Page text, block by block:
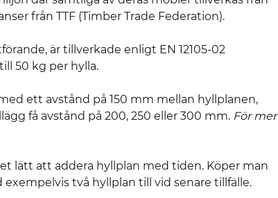
från TTF (Timber Trade Federation).
är tillverkade enligt EN 12105-02
50 kg per hylla.
ett avstånd på 150 mm mellan hyllplanen,
få avstånd på 200, 250 eller 300 mm. För mer
lätt att addera hyllplan med tiden. Köper man
två hyllplan till vid senare tillfälle.